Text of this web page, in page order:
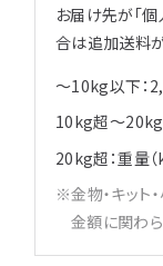
お届け先が「個
合は追加送料
～10kg以下：
10kg超～20kg
20kg超：重量
金物・キット
金額に関わ